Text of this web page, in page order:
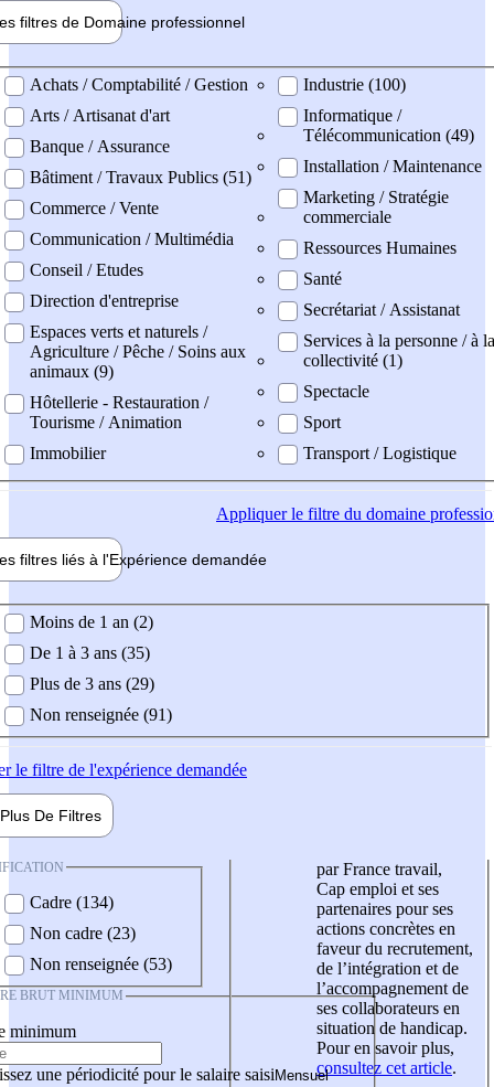
filtres de Domaine professionnel
professionel
Achats / Comptabilité / Gestion
Arts / Artisanat d'art
Banque / Assurance
Bâtiment / Travaux Publics (51)
Commerce / Vente
Communication / Multimédia
Conseil / Etudes
Direction d'entreprise
Espaces verts et naturels /
Agriculture / Pêche / Soins aux
animaux (9)
Hôtellerie - Restauration /
Tourisme / Animation
Immobilier
Industrie (100)
Informatique /
Télécommunication (49)
Installation / Maintenance
Marketing / Stratégie
commerciale
Ressources Humaines
Santé
Secrétariat / Assistanat
Services à la personne / à la
collectivité (1)
Spectacle
Sport
Transport / Logistique
Appliquerle filtre du domaine
filtres liés à l'Expérience demandée
demandée
Moins de 1 an (2)
De 1 à 3 ans (35)
Plus de 3 ans (29)
Non renseignée (91)
le filtre de l'expérience demandée
Plus De Filtres
Cadre (134)
Non cadre (23)
Non renseignée (53)
BRUT MINIMUM
minimum
une périodicité pour le salaire saisi
par France travail,
Cap emploi et ses
partenaires pour ses
actions concrètes en
faveur du recrutement,
de l’intégration et de
l’accompagnement de
ses collaborateurs en
situation de handicap.
Pour en savoir plus,
consultez cet article.